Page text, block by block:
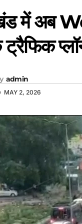
में अब
admin
MAY 2, 2026